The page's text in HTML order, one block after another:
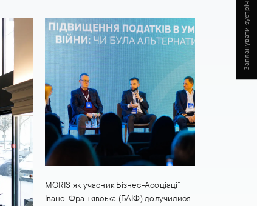
​MORIS як учасник Бізнес-Асоціації
Івано-Франківська (БАІФ) долучилися
Запланувати зустріч